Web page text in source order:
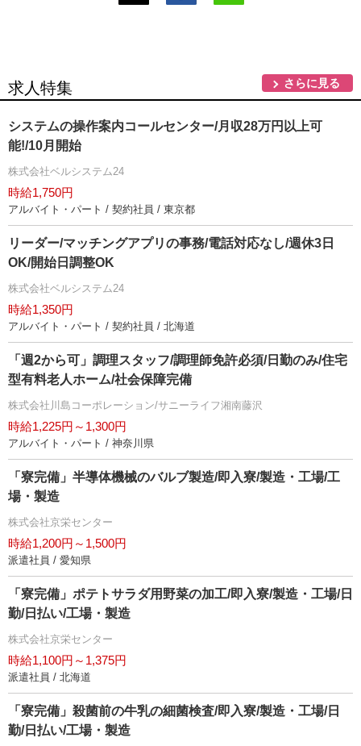
求人特集 さらに見る
システムの操作案内コールセンター/月収28万円以上可
能!/10月開始
株式会社ベルシステム24
時給1,750円
アルバイト・パート / 契約社員 / 東京都
リーダー/マッチングアプリの事務/電話対応なし/週休3日
OK/開始日調整OK
株式会社ベルシステム24
時給1,350円
アルバイト・パート / 契約社員 / 北海道
「週2から可」調理スタッフ/調理師免許必須/日勤のみ/住宅
型有料老人ホーム/社会保障完備
株式会社川島コーポレーション/サニーライフ湘南藤沢
時給1,225円～1,300円
アルバイト・パート / 神奈川県
「寮完備」半導体機械のバルブ製造/即入寮/製造・工場/工
場・製造
株式会社京栄センター
時給1,200円～1,500円
派遣社員 / 愛知県
「寮完備」ポテトサラダ用野菜の加工/即入寮/製造・工場/日
勤/日払い/工場・製造
株式会社京栄センター
時給1,100円～1,375円
派遣社員 / 北海道
「寮完備」殺菌前の牛乳の細菌検査/即入寮/製造・工場/日
勤/日払い/工場・製造